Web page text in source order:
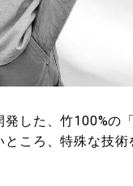
した、竹100%の
ころ、特殊な技